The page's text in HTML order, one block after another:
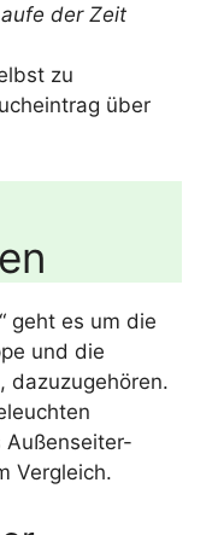
der Zeit
zu
über
geht es um die
und die
dazuzugehören.
Außenseiter-
Vergleich.